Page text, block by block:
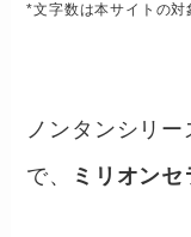
*文字数は本サイトの対
ノンタンシリ
で、
ミリオンセ